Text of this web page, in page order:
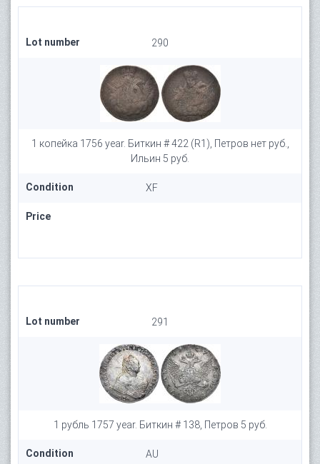
Lot number 290
1 копейка 1756 year. Биткин # 422 (R1), Петров нет руб.,
Ильин 5 руб.
Condition XF
Price
Lot number 291
1 рубль 1757 year. Биткин # 138, Петров 5 руб.
Condition AU